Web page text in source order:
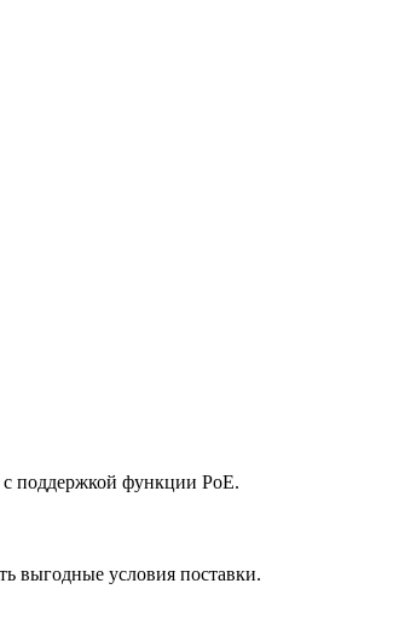
поддержкой функции PoE.
выгодные условия поставки.